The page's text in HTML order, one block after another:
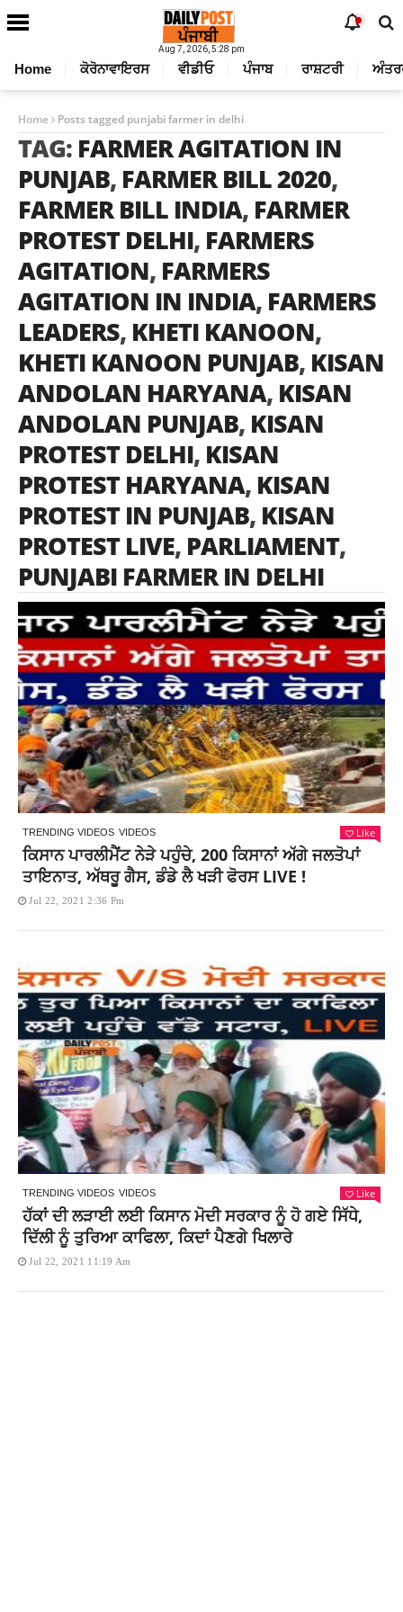
Aug 7, 2026, 5:28 pm
Home ਕੋਰੋਨਾਵਾਇਰਸ ਵੀਡੀਓ ਪੰਜਾਬ ਰਾਸ਼ਟਰੀ
Home Posts tagged punjabi farmer in delhi
TAG: FARMER AGITATION IN
PUNJAB, FARMER BILL 2020,
FARMER BILL INDIA, FARMER
PROTEST DELHI, FARMERS
AGITATION, FARMERS
AGITATION IN INDIA, FARMERS
LEADERS, KHETI KANOON,
KHETI KANOON PUNJAB, KISAN
ANDOLAN HARYANA, KISAN
ANDOLAN PUNJAB, KISAN
PROTEST DELHI, KISAN
PROTEST HARYANA, KISAN
PROTEST IN PUNJAB, KISAN
PROTEST LIVE, PARLIAMENT,
PUNJABI FARMER IN DELHI
TRENDING VIDEOS VIDEOS Like
ਕਿਸਾਨ ਪਾਰਲੀਮੈਂਟ ਨੇੜੇ ਪਹੁੰਚੇ, 200 ਕਿਸਾਨਾਂ ਅੱਗੇ ਜਲਤੋਪਾਂ
ਤਾਇਨਾਤ, ਅੱਥਰੂ ਗੈਸ, ਡੰਡੇ ਲੈ ਖੜੀ ਫੋਰਸ LIVE !
Jul 22, 2021 2:36 Pm
TRENDING VIDEOS VIDEOS Like
ਹੱਕਾਂ ਦੀ ਲੜਾਈ ਲਈ ਕਿਸਾਨ ਮੋਦੀ ਸਰਕਾਰ ਨੂੰ ਹੋ ਗਏ ਸਿੱਧੇ,
ਦਿੱਲੀ ਨੂੰ ਤੁਰਿਆ ਕਾਫਿਲਾ, ਕਿਦਾਂ ਪੈਣਗੇ ਖਿਲਾਰੇ
Jul 22, 2021 11:19 Am